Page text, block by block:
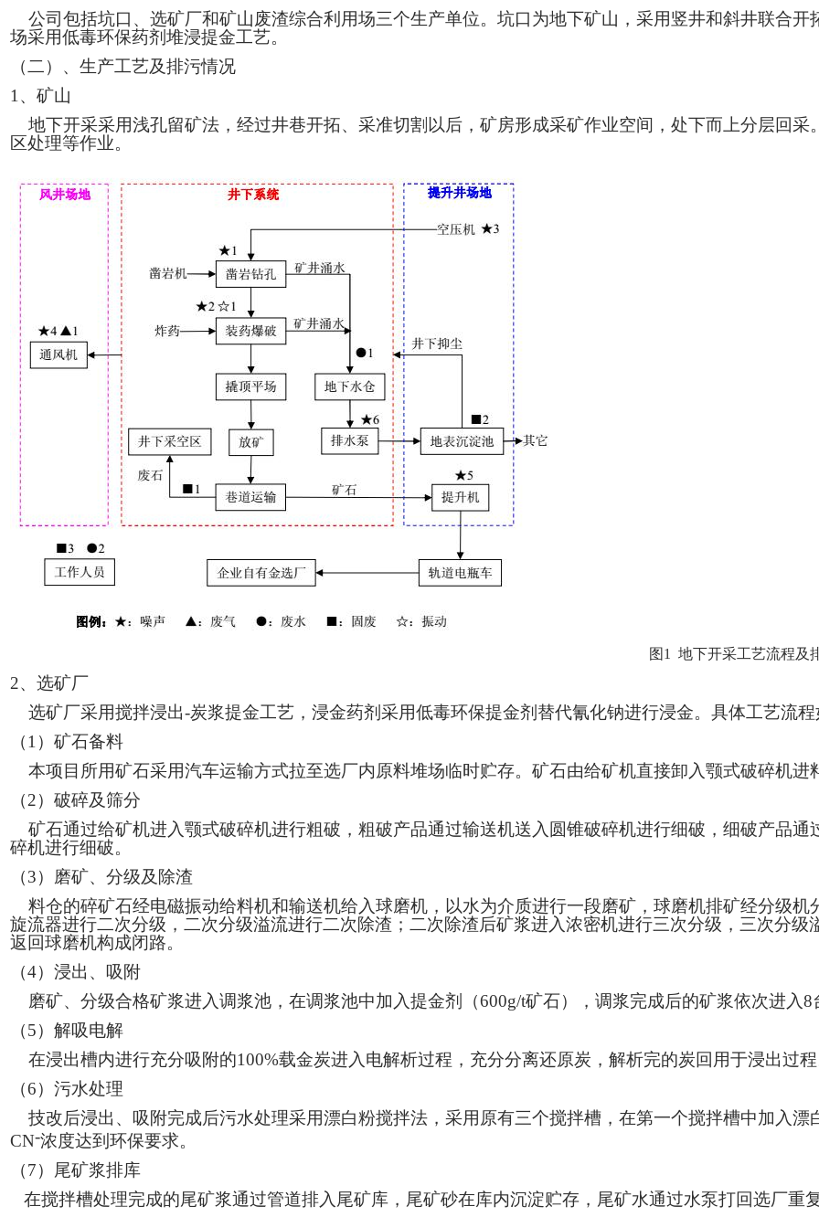
公司包括坑口、选矿厂和矿山废渣综合利用场三个生产单位。坑口为地下矿山，采用竖井和斜井联合
场采用低毒环保药剂堆浸提金工艺。
（二） 、生产工艺及排污情况
1、 矿山
地下开采采用浅孔留矿法，经过井巷开拓、采准切割以后，矿房形成采矿作业空间，处下而上分层回采
区处理等作业。
图 1 地下开采工艺流程及
2、 选矿厂
选矿厂采用搅拌浸出-炭浆提金工艺，浸金药剂采用低毒环保提金剂替代氰化钠进行浸金。具体工艺流程
（1）矿石备料
本项目所用矿石采用汽车运输方式拉至选厂内原料堆场临时贮存。矿石由给矿机直接卸入颚式破碎机进
（2）破碎及筛分
矿石通过给矿机进入颚式破碎机进行粗破，粗破产品通过输送机送入圆锥破碎机进行细破，细破产品
碎机进行细破。
（3）磨矿、分级及除渣
料仓的碎矿石经电磁振动给料机和输送机给入球磨机，以水为介质进行一段磨矿，球磨机排矿经分级机
旋流器进行二次分级，二次分级溢流进行二次除渣；二次除渣后矿浆进入浓密机进行三次分级，三次分
返回球磨机构成闭路。
（4）浸出、吸附
磨矿、分级合格矿浆进入调浆池，在调浆池中加入提金剂（600g/t矿石），调浆完成后的矿浆依次进入8
（5）解吸电解
在浸出槽内进行充分吸附的100%载金炭进入电解析过程，充分分离还原炭，解析完的炭回用于浸出过
（6）污水处理
技改后浸出、吸附完成后污水处理采用漂白粉搅拌法，采用原有三个搅拌槽，在第一个搅拌槽中加入漂
CN-浓度达到环保要求。
（7）尾矿浆排库
在搅拌槽处理完成的尾矿浆通过管道排入尾矿库，尾矿砂在库内沉淀贮存，尾矿水通过水泵打回选厂重复